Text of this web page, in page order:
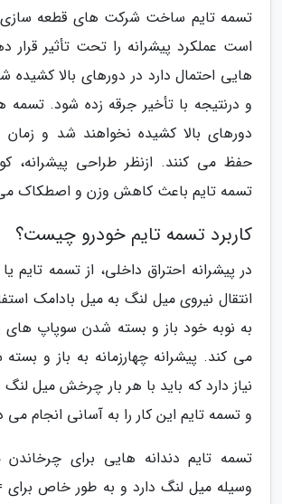
تسمه تایم ساخت شرکت های قطعه سازی
است عملکرد پیشرانه را تحت تأثیر
هایی احتمال دارد در دورهای بالا کشیده
و درنتیجه با تأخیر جرقه زده شود.
دورهای بالا کشیده نخواهند شد و زمان
حفظ می کنند. ازنظر طراحی پیشرانه،
تسمه تایم باعث کاهش وزن و اصطکاک
کاربرد تسمه تایم خودرو چیست؟
در پیشرانه احتراق داخلی، از تسمه تایم
انتقال نیروی میل لنگ به میل بادامک
به نوبه خود باز و بسته شدن سوپاپ های
می کند. پیشرانه چهارزمانه به باز و
نیاز دارد که باید با هر بار چرخش میل
و تسمه تایم این کار را به آسانی انجام
تسمه تایم دندانه هایی برای
وسیله میل لنگ دارد و به طور خاص برای